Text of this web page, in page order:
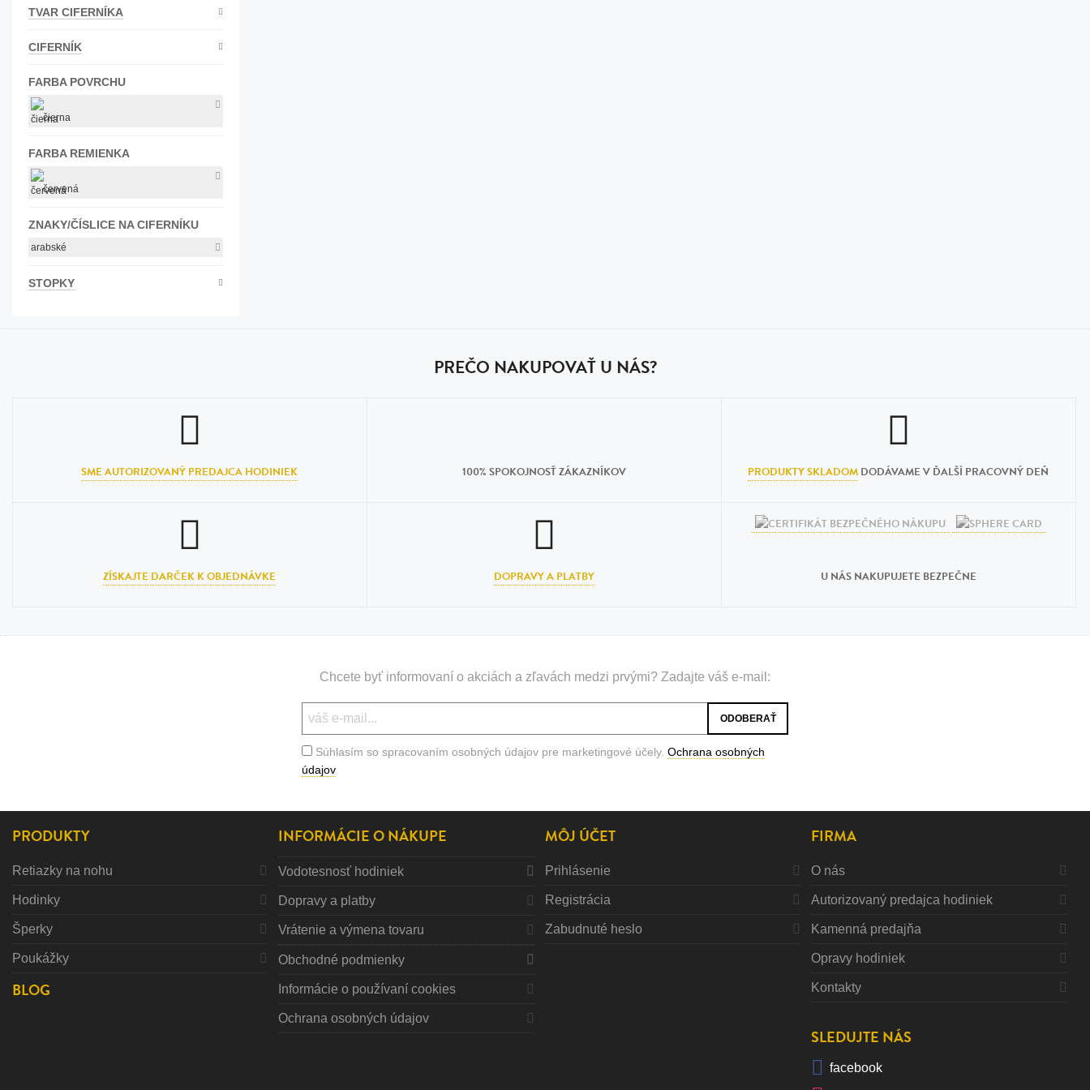
TVAR CIFERNÍKA
CIFERNÍK
FARBA POVRCHU
čierna
FARBA REMIENKA
červená
ZNAKY/ČÍSLICE NA CIFERNÍKU
arabské
STOPKY
PREČO NAKUPOVAŤ U NÁS?
SME AUTORIZOVANÝ PREDAJCA HODINIEK 100% SPOKOJNOSŤ ZÁKAZNÍKOV PRODUKTY SKLADOM DODÁVAME V ĎALŠÍ PRACOVNÝ DEŇ
ZÍSKAJTE DARČEK K OBJEDNÁVKE DOPRAVY A PLATBY U NÁS NAKUPUJETE BEZPEČNE
Chcete byť informovaní o akciách a zľavách medzi prvými? Zadajte váš e-mail:
Súhlasím so spracovaním osobných údajov pre marketingové účely. Ochrana osobných
údajov
PRODUKTY
Retiazky na nohu
Hodinky
Šperky
Poukážky
BLOG
INFORMÁCIE O NÁKUPE
Vodotesnosť hodiniek
Dopravy a platby
Vrátenie a výmena tovaru
Obchodné podmienky
Informácie o používaní cookies
Ochrana osobných údajov
MÔJ ÚČET
Prihlásenie
Registrácia
Zabudnuté heslo
FIRMA
O nás
Autorizovaný predajca hodiniek
Kamenná predajňa
Opravy hodiniek
Kontakty
SLEDUJTE NÁS
facebook